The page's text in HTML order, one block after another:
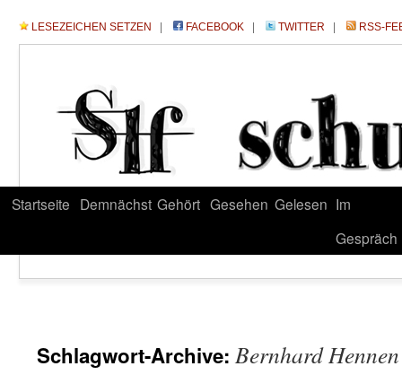
LESEZEICHEN SETZEN FACEBOOK TWITTER RSS-
Startseite Demnächst Gehört Gesehen Gelesen Im
Gespräch
Schlagwort-Archive: Bernhard Hennen